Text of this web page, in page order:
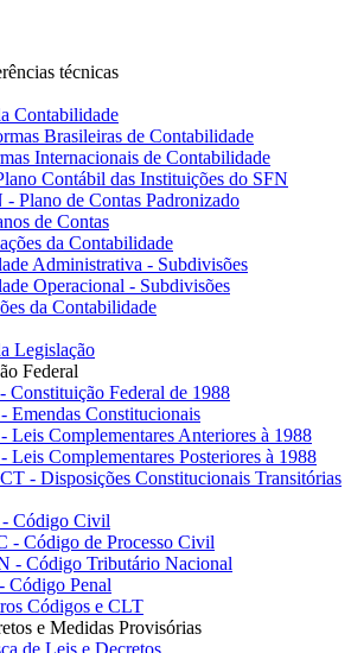
técnicas
Contabilidade
Brasileiras de Contabilidade
Internacionais de Contabilidade
Contábil das Instituições do SFN
Plano de Contas Padronizado
de Contas
da Contabilidade
Administrativa - Subdivisões
Operacional - Subdivisões
da Contabilidade
Legislação
Federal
Constituição Federal de 1988
Emendas Constitucionais
Leis Complementares Anteriores à 1988
Leis Complementares Posteriores à 1988
- Disposições Constitucionais Transitórias
Código Civil
- Código de Processo Civil
- Código Tributário Nacional
Código Penal
Códigos e CLT
e Medidas Provisórias
de Leis e Decretos